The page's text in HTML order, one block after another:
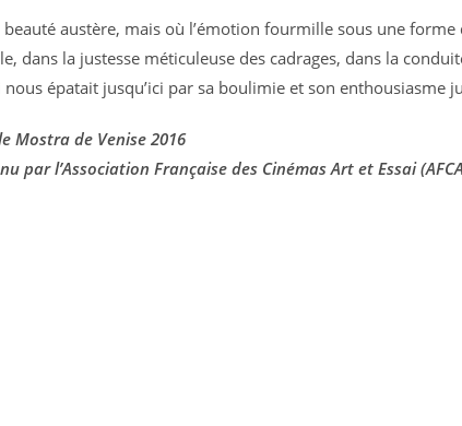
beauté austère, mais où l’émotion fourmille sous une
dans la justesse méticuleuse des cadrages, dans la
nous épatait jusqu’ici par sa boulimie et son enthousiasme
Mostra de Venise 2016
par l’Association Française des Cinémas Art et Essai